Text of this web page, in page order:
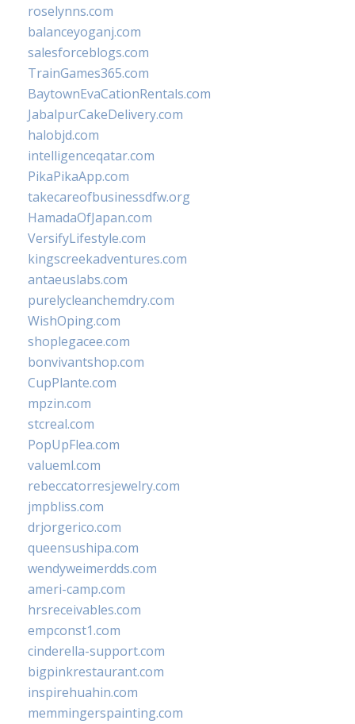
roselynns.com
balanceyoganj.com
salesforceblogs.com
TrainGames365.com
BaytownEvaCationRentals.com
JabalpurCakeDelivery.com
halobjd.com
intelligenceqatar.com
PikaPikaApp.com
takecareofbusinessdfw.org
HamadaOfJapan.com
VersifyLifestyle.com
kingscreekadventures.com
antaeuslabs.com
purelycleanchemdry.com
WishOping.com
shoplegacee.com
bonvivantshop.com
CupPlante.com
mpzin.com
stcreal.com
PopUpFlea.com
valueml.com
rebeccatorresjewelry.com
jmpbliss.com
drjorgerico.com
queensushipa.com
wendyweimerdds.com
ameri-camp.com
hrsreceivables.com
empconst1.com
cinderella-support.com
bigpinkrestaurant.com
inspirehuahin.com
memmingerspainting.com